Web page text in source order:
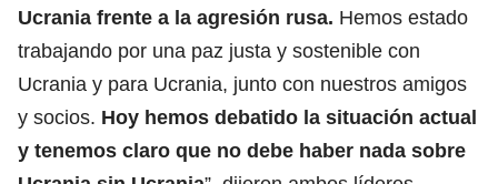
Ucrania frente a la agresión rusa. Hemos estado
trabajando por una paz justa y sostenible con
Ucrania y para Ucrania, junto con nuestros amigos
y socios. Hoy hemos debatido la situación actual
y tenemos claro que no debe haber nada sobre